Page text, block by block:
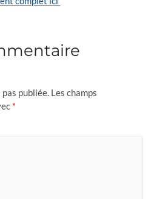
publiée. Les champs
*